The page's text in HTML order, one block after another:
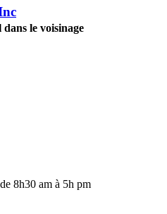
le voisinage
8h30 am à 5h pm